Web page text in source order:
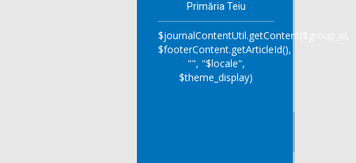
Primăria Teiu
$journalContentUtil.getContent($group_id,
$footerContent.getArticleId(),
"", "$locale",
$theme_display)